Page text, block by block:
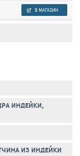
В МАГАЗИН
ИНДЕЙКИ,
ИЗ ИНДЕЙКИ